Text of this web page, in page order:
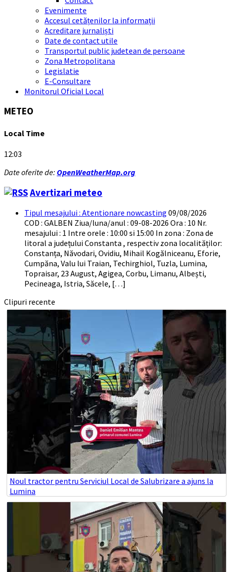
Evenimente
Accesul cetățenilor la informații
Acreditare jurnaliști
Date de contact utile
Transportul public judetean de persoane
Zona Metropolitana
Legislatie
E-Consultare
Monitorul Oficial Local
METEO
Local Time
12:03
Date oferite de: OpenWeatherMap.org
Avertizari meteo
Tipul mesajului : Atentionare nowcasting 09/08/2026
COD : GALBEN Ziua/luna/anul : 09-08-2026 Ora : 10 Nr.
mesajului : 1 Intre orele : 10:00 si 15:00 In zona : Zona de
litoral a județului Constanta , respectiv zona localităților:
Constanța, Năvodari, Ovidiu, Mihail Kogălniceanu, Eforie,
Cumpăna, Valu lui Traian, Techirghiol, Tuzla, Lumina,
Topraisar, 23 August, Agigea, Corbu, Limanu, Albești,
Pecineaga, Istria, Săcele, […]
Clipuri recente
Noul tractor pentru Serviciul Local de Salubrizare a ajuns la
Lumina